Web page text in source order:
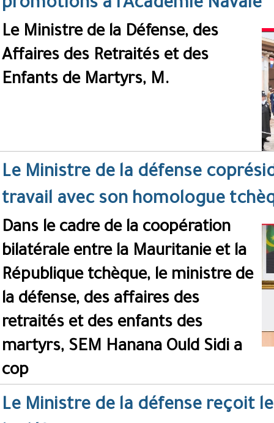
promotions à l’Académie Navale
Le Ministre de la Défense, des
Affaires des Retraités et des
Enfants de Martyrs, M.
Le Ministre de la défense
travail avec son homologue
Dans le cadre de la coopération
bilatérale entre la Mauritanie et la
République tchèque, le ministre de
la défense, des affaires des
retraités et des enfants des
martyrs, SEM Hanana Ould Sidi a
cop
Le Ministre de la défense reçoit